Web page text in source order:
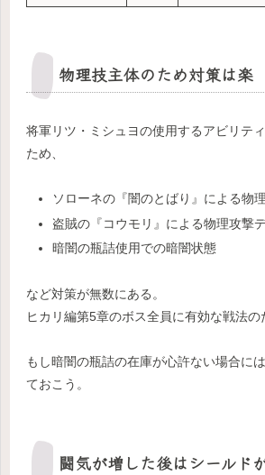
物理技主体のため対策は楽
将軍リツ・ミシュヨの使用するアビリテ
ため、
ソローネの『闇のとばり』による物
盗賊の『コウモリ』による物理攻撃
暗闇の瓶詰使用での暗闇状態
など対策が無数にある。
ヒカリ編第5章のボス全員に有効な戦法の
もし暗闇の瓶詰の在庫が心許ない場合に
ておこう。
闘気が増した後はシールド